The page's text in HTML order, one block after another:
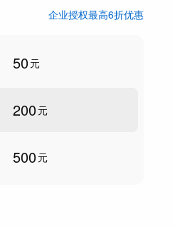
企业授权最高6折优惠
50元
200 元
500元